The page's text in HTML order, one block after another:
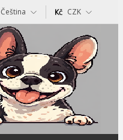
Čeština CZK